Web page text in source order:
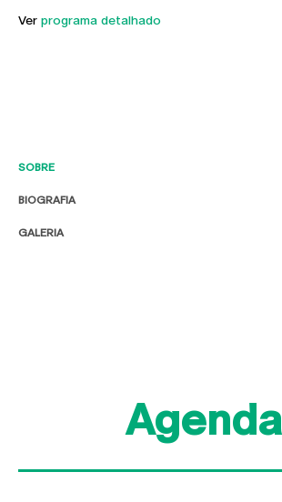
SOBRE
BIOGRAFIA
GALERIA
Ver programa detalhado
Agenda